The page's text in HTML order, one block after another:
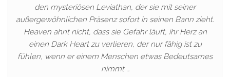
den mysteriösen Leviathan, der sie mit seiner
außergewöhnlichen Präsenz sofort in seinen Bann zieht.
Heaven ahnt nicht, dass sie Gefahr läuft, ihr Herz an
einen Dark Heart zu verlieren, der nur fähig ist zu
fühlen, wenn er einem Menschen etwas Bedeutsames
nimmt …